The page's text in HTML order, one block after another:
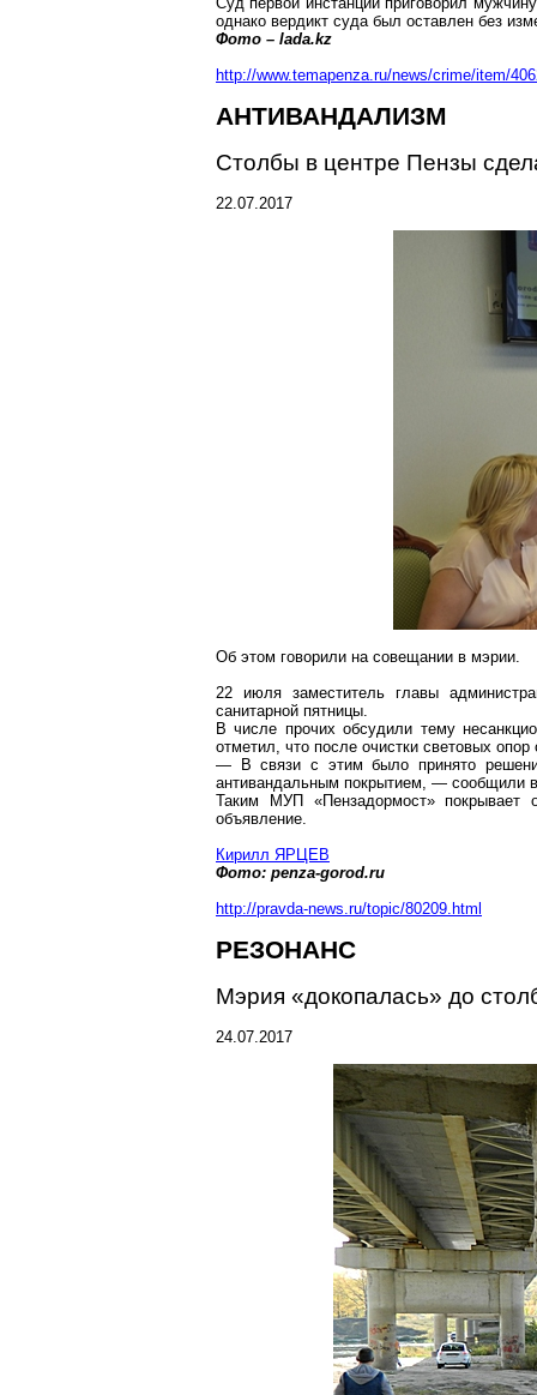
однако вердикт суда был оставлен без
Фото – lada.kz
http://www.temapenza.ru/news/crime/item/
АНТИВАНДАЛИЗМ
Столбы в центре Пензы
22.07.2017
Об этом говорили на совещании в мэрии.
22 июля заместитель главы
санитарной пятницы.
В числе прочих обсудили тему
отметил, что после очистки световых
— В связи с этим было принято
антивандальным покрытием, — сообщили
Таким МУП «Пензадормост» покрывает
объявление.
Кирилл ЯРЦЕВ
Фото: penza-gorod.ru
http://pravda-news.ru/topic/80209.html
РЕЗОНАНС
Мэрия «докопалась» до
24.07.2017